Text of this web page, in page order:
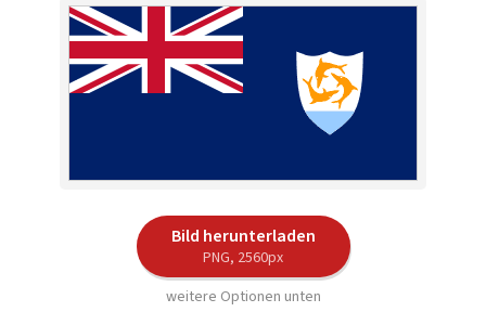
Bild herunterladen
PNG, 2560px
weitere Optionen unten